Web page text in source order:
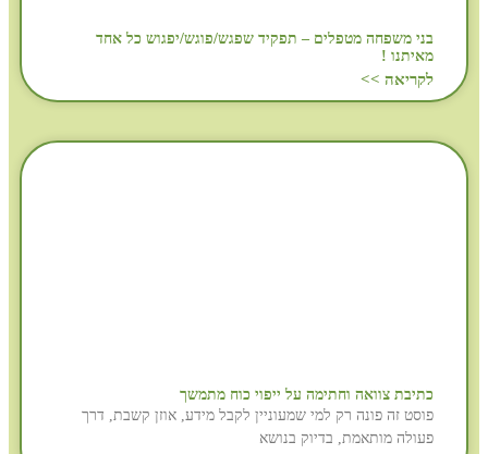
בני משפחה מטפלים – תפקיד שפגש/פוגש/יפגוש כל אחד
מאיתנו !
לקריאה >>
כתיבת צוואה וחתימה על ייפוי כוח מתמשך
פוסט זה פונה רק למי שמעוניין לקבל מידע, אוזן קשבת, דרך
פעולה מותאמת, בדיוק בנושא